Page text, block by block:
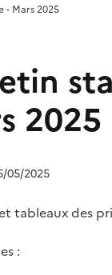
- Mars 2025
2025
05/2025
tableaux des
: